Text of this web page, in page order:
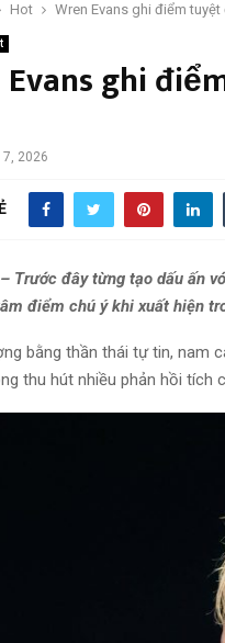
Hot Wren Evans ghi điểm tuyệt
Evans ghi
7, 2026
– Trước đây từng tạo dấu ấn
điểm chú ý khi xuất hiện
bằng thần thái tự tin, nam
thu hút nhiều phản hồi tích